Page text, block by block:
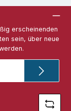
erscheinenden
sein, über neue